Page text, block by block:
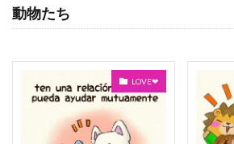
動物たち
LOVE❤